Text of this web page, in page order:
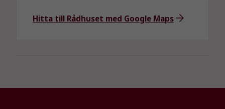
Hitta till Rådhuset med Google Maps
surfar ökar du